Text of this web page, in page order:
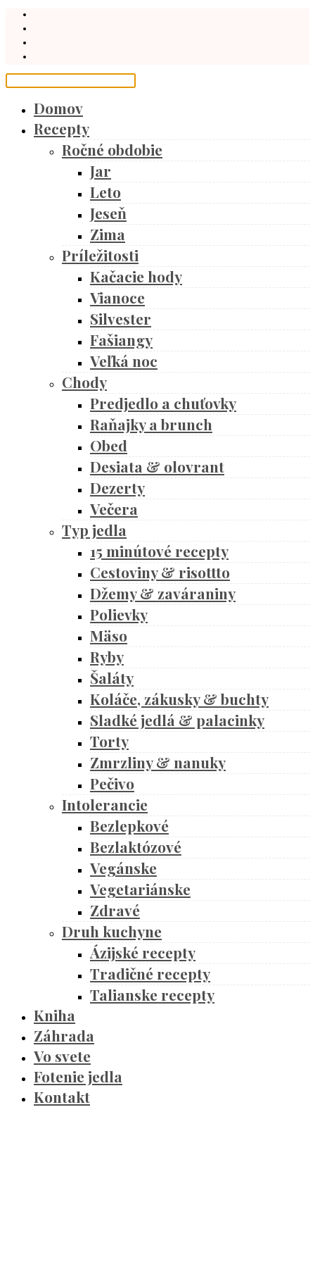
Domov
Recepty
Ročné obdobie
Jar
Leto
Jeseň
Zima
Príležitosti
Kačacie hody
Vianoce
Silvester
Fašiangy
Veľká noc
Chody
Predjedlo a chuťovky
Raňajky a brunch
Obed
Desiata & olovrant
Dezerty
Večera
Typ jedla
15 minútové recepty
Cestoviny & risottto
Džemy & zaváraniny
Polievky
Mäso
Ryby
Šaláty
Koláče, zákusky & buchty
Sladké jedlá & palacinky
Torty
Zmrzliny & nanuky
Pečivo
Intolerancie
Bezlepkové
Bezlaktózové
Vegánske
Vegetariánske
Zdravé
Druh kuchyne
Ázijské recepty
Tradičné recepty
Talianske recepty
Kniha
Záhrada
Vo svete
Fotenie jedla
Kontakt